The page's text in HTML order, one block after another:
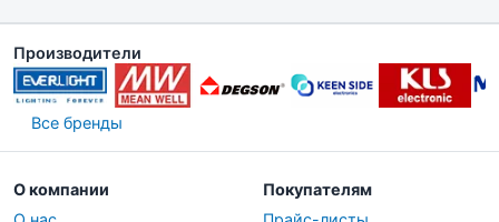
Производители
Все бренды
О компании
Покупателям